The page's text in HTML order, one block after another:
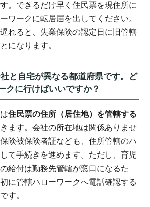
。できるだけ早く住民票を現住所に
ワークに転居届を出してください。
れると、失業保険の認定日に旧管轄
になります。
と自宅が異なる都道府県です。ど
クに行けばいいですか？
住民票の住所（居住地）を管轄する
ます。会社の所在地は関係ありませ
険被保険者証なども、住所管轄のハ
て手続きを進めます。ただし、育児
給付は勤務先管轄が窓口になるた
に管轄ハローワークへ電話確認する
す。